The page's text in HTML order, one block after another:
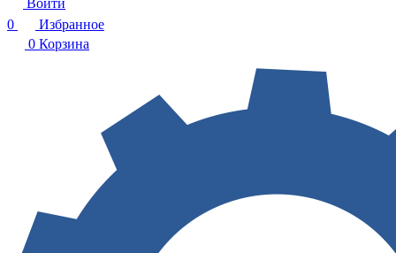
Войти
0
Избранное
0 Корзина